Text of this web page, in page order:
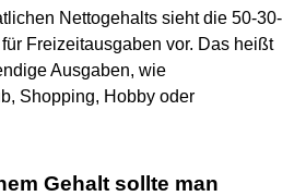
Nettogehalts sieht die 50-30-
Freizeitausgaben vor. Das heißt
Ausgaben, wie
Shopping, Hobby oder
Gehalt sollte man